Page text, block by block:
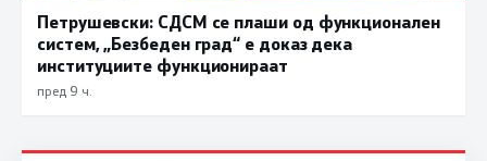
Петрушевски: СДСМ се плаши од функционален
систем, „Безбеден град“ е доказ дека
институциите функционираат
пред 9 ч.